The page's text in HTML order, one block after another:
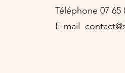
Téléphone 07 65
E-mail